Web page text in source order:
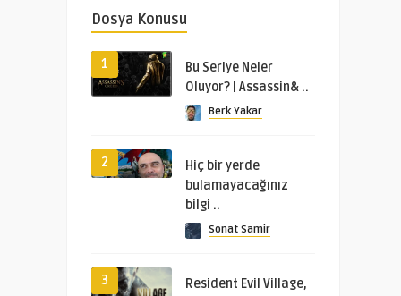
Dosya Konusu
1
Bu Seriye Neler
Oluyor? | Assassin& ..
Berk Yakar
2
Hiç bir yerde
bulamayacağınız
bilgi ..
Sonat Samir
3
Resident Evil Village,